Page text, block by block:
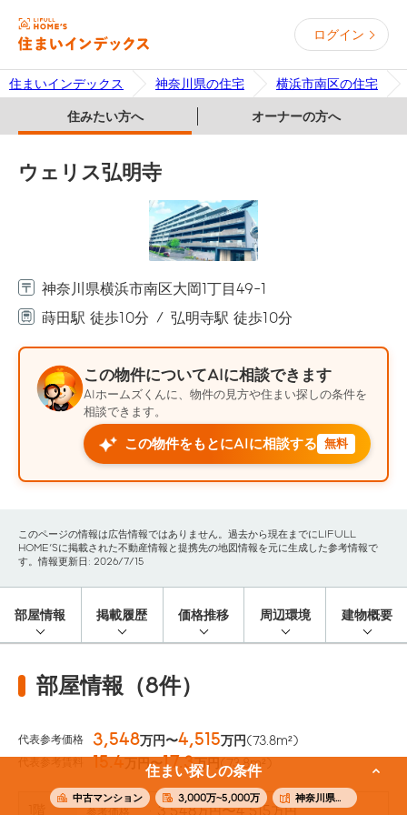
ログイン
住まいインデックス 神奈川県の住宅 横浜市南区の住宅
住みたい方へ オーナーの方へ
住まい探しの条件
中古マンション 3,000万~5,000万 神奈川県横浜市南区
ウェリス弘明寺
神奈川県横浜市南区大岡1丁目49-1
蒔田駅 徒歩10分
弘明寺駅 徒歩10分
この物件についてAIに相談できます
AIホームズくんに、物件の見方や住まい探しの条件を
相談できます。
この物件をもとにAIに相談する 無料
このページの情報は広告情報ではありません。過去から現在までにLIFULL
HOME'Sに掲載された不動産情報と提携先の地図情報を元に生成した参考情報で
す。情報更新日: 2026/7/15
部屋情報 掲載履歴 価格推移 周辺環境 建物概要
部屋情報（8件）
代表参考価格 3,548万円〜4,515万円(73.8m²)
15.4 万円〜17.3万円 (73.8m²)
参考価格 3,548万円〜4,515 万円